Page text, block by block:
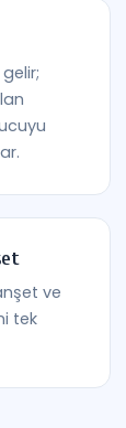
ve
tek